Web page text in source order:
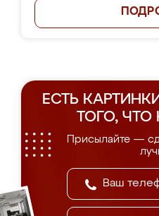
ЕСТЬ
ТОГО, ЧТО
Присылайте —